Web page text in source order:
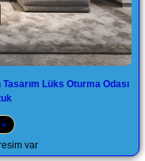
Lüks Oturma Odası
var